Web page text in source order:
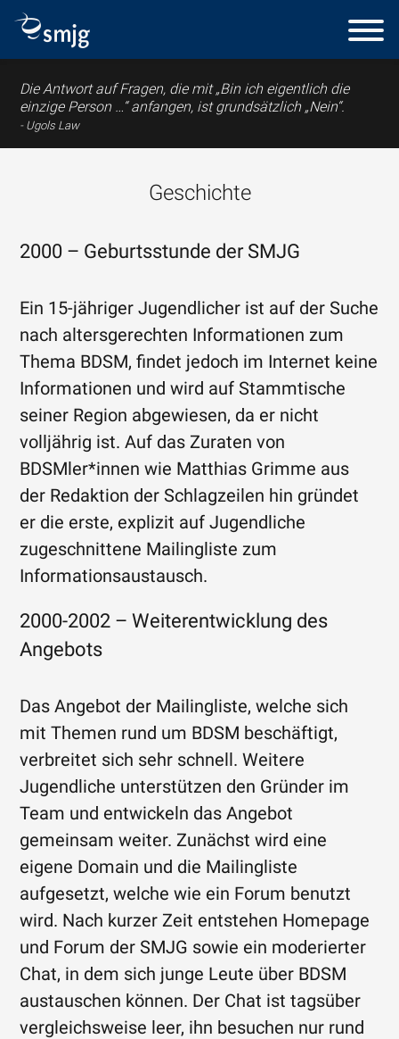
Die Antwort auf Fragen, die mit „Bin ich eigentlich die
einzige Person …“ anfangen, ist grundsätzlich „Nein“.
Ugols Law
Geschichte
2000 – Geburtsstunde der SMJG
Ein 15-jähriger Jugendlicher ist auf der Suche
nach altersgerechten Informationen zum
Thema BDSM, findet jedoch im Internet keine
Informationen und wird auf Stammtische
seiner Region abgewiesen, da er nicht
volljährig ist. Auf das Zuraten von
BDSMler*innen wie Matthias Grimme aus
der Redaktion der Schlagzeilen hin gründet
er die erste, explizit auf Jugendliche
zugeschnittene Mailingliste zum
Informationsaustausch.
2000-2002 – Weiterentwicklung des
Angebots
Das Angebot der Mailingliste, welche sich
mit Themen rund um BDSM beschäftigt,
verbreitet sich sehr schnell. Weitere
Jugendliche unterstützen den Gründer im
Team und entwickeln das Angebot
gemeinsam weiter. Zunächst wird eine
eigene Domain und die Mailingliste
aufgesetzt, welche wie ein Forum benutzt
wird. Nach kurzer Zeit entstehen Homepage
und Forum der SMJG sowie ein moderierter
Chat, in dem sich junge Leute über BDSM
austauschen können. Der Chat ist tagsüber
vergleichsweise leer, ihn besuchen nur rund